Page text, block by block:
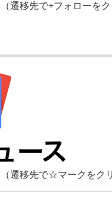
（遷移先で+フォローをク
（遷移先で☆マークをクリ